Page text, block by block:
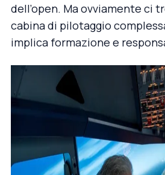
dell’open. Ma ovviamente ci
cabina di pilotaggio
implica formazione e